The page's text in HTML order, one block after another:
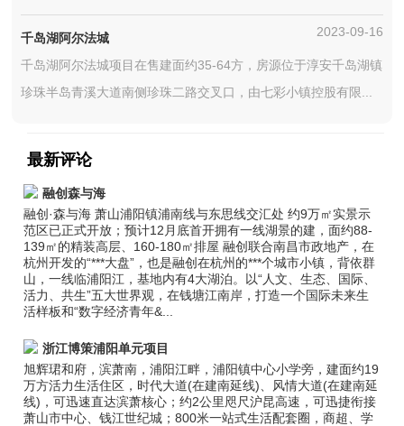
千岛湖阿尔法城 2023-09-16
千岛湖阿尔法城项目在售建面约35-64方，房源位于淳安千岛湖镇
珍珠半岛青溪大道南侧珍珠二路交叉口，由七彩小镇控股有限...
最新评论
融创森与海
融创·森与海 萧山浦阳镇浦南线与东思线交汇处 约9万㎡实景示
范区已正式开放；预计12月底首开拥有一线湖景的建，面约88-
139㎡的精装高层、160-180㎡排屋 融创联合南昌市政地产，在
杭州开发的“***大盘”，也是融创在杭州的***个城市小镇，背依群
山，一线临浦阳江，基地内有4大湖泊。以“人文、生态、国际、
活力、共生”五大世界观，在钱塘江南岸，打造一个国际未来生
活样板和“数字经济青年&...
浙江博策浦阳单元项目
旭辉珺和府，滨萧南，浦阳江畔，浦阳镇中心小学旁，建面约19
万方活力生活住区，时代大道(在建南延线)、风情大道(在建南延
线)，可迅速直达滨萧核心；约2公里咫尺沪昆高速，可迅捷衔接
萧山市中心、钱江世纪城；800米一站式生活配套圈，商超、学